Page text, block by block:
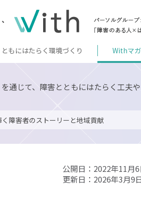
ともにはたらく環境づくり Withマ
通じて、障害とともにはたらく工夫
障害者のストーリーと地域貢献
公開日：2022年11月6
更新日：2026年3月9